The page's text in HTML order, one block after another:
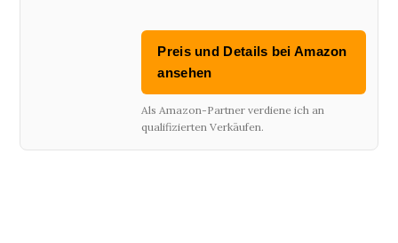
Preis und Details bei Amazon
ansehen
Als Amazon-Partner verdiene ich an
qualifizierten Verkäufen.